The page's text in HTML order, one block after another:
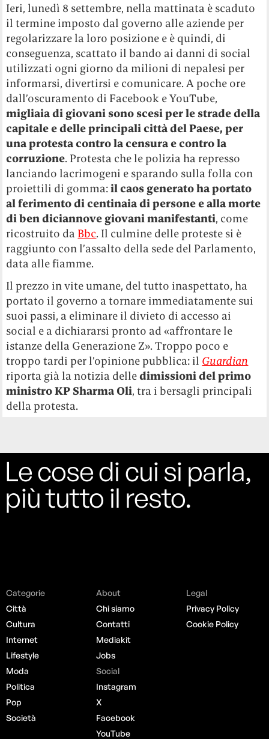
Ieri, lunedì 8 settembre, nella mattinata è scaduto
il termine imposto dal governo alle aziende per
regolarizzare la loro posizione e è quindi, di
conseguenza, scattato il bando ai danni di social
utilizzati ogni giorno da milioni di nepalesi per
informarsi, divertirsi e comunicare. A poche ore
dall’oscuramento di Facebook e YouTube,
migliaia di giovani sono scesi per le strade della
capitale e delle principali città del Paese, per
una protesta contro la censura e contro la
corruzione. Protesta che le polizia ha represso
lanciando lacrimogeni e sparando sulla folla con
proiettili di gomma:il caos generato ha portato
al ferimento di centinaia di persone e alla morte
di ben diciannove giovani manifestanti, come
ricostruito da Bbc. Il culmine delle proteste si è
raggiunto con l’assalto della sede del Parlamento,
data alle fiamme.
Il prezzo in vite umane, del tutto inaspettato, ha
portato il governo a tornare immediatamente sui
suoi passi, a eliminare il divieto di accesso ai
social e a dichiararsi pronto ad «affrontare le
istanze della Generazione Z». Troppo poco e
troppo tardi per l’opinione pubblica: il Guardian
riporta già la notizia delledimissioni del primo
ministro KP Sharma Oli, tra i bersagli principali
della protesta.
Le cose di cui si parla,
più tutto il resto.
Categorie
Città
Cultura
Internet
Lifestyle
Moda
Politica
Pop
Società
About
Chi siamo
Contatti
Mediakit
Jobs
Social
Instagram
X
Facebook
YouTube
Legal
Privacy Policy
Cookie Policy